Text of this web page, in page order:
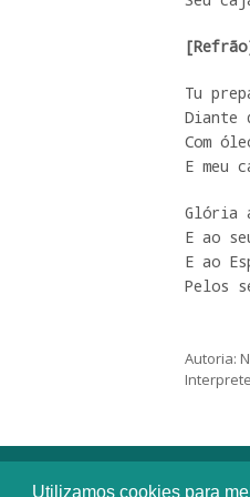
Utilizamos cookies para
Tu
Diante
Com
E meu
Glória
E ao
E ao
Pelos
Autoria: